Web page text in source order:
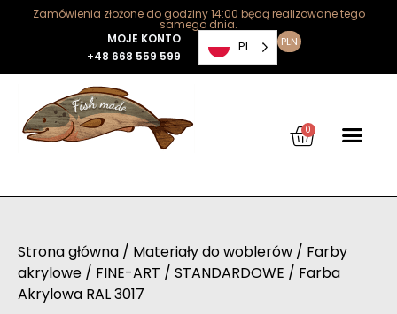
Zamówienia złożone do godziny 14:00 będą realizowane tego
samego dnia.
MOJE KONTO
+48 668 559 599
PL PLN
0
Strona główna / Materiały do woblerów / Farby
akrylowe / FINE-ART / STANDARDOWE / Farba
Akrylowa RAL 3017